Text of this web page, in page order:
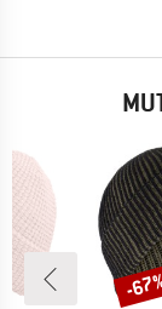
-